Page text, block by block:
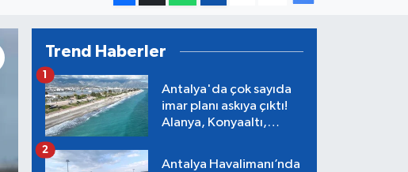
Trend Haberler
Antalya'da çok sayıda
imar planı askıya çıktı!
Alanya, Konyaaltı,
1
Antalya Havalimanı’nda
2